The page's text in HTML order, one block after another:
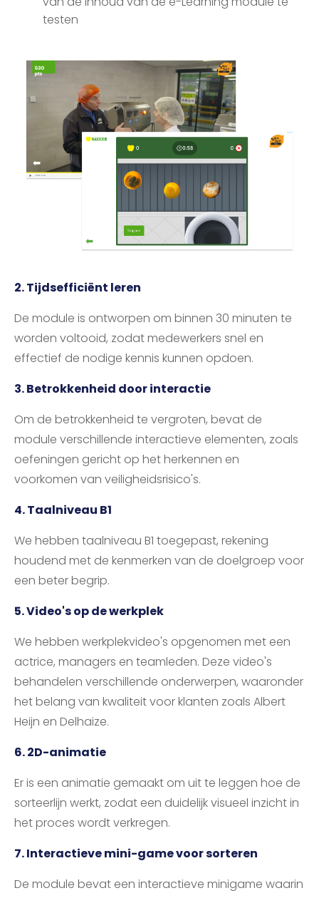
testen
2. Tijdsefficiënt leren
De module is ontworpen om binnen 30 minuten te
worden voltooid, zodat medewerkers snel en
effectief de nodige kennis kunnen opdoen.
3. Betrokkenheid door interactie
Om de betrokkenheid te vergroten, bevat de
module verschillende interactieve elementen, zoals
oefeningen gericht op het herkennen en
voorkomen van veiligheidsrisico's.
4. Taalniveau B1
We hebben taalniveau B1 toegepast, rekening
houdend met de kenmerken van de doelgroep voor
een beter begrip.
5. Video's op de werkplek
We hebben werkplekvideo's opgenomen met een
actrice, managers en teamleden. Deze video's
behandelen verschillende onderwerpen, waaronder
het belang van kwaliteit voor klanten zoals Albert
Heijn en Delhaize.
6. 2D-animatie
Er is een animatie gemaakt om uit te leggen hoe de
sorteerlijn werkt, zodat een duidelijk visueel inzicht in
het proces wordt verkregen.
7. Interactieve mini-game voor sorteren
De module bevat een interactieve minigame waarin